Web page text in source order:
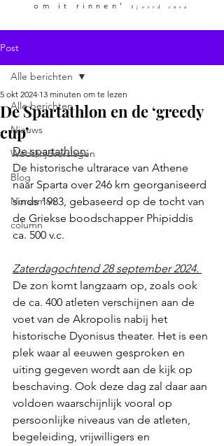
om it rinnen'
Sjoerd ensa
Post
Alle berichten
Nieuws
Wedstrijdverslagen
Blog
Norseman
column
Alle berichten
De Spartathlon en de ‘greedy
cup’
5 okt 2024 13 minuten om te lezen
De spartathlon:
De historische ultrarace van Athene
naar Sparta over 246 km georganiseerd
sinds 1983, gebaseerd op de tocht van
de Griekse boodschapper Phipiddis
ca. 500 v.c.
Zaterdagochtend 28 september 2024.
De zon komt langzaam op, zoals ook
de ca. 400 atleten verschijnen aan de
voet van de Akropolis nabij het
historische Dyonisus theater. Het is een
plek waar al eeuwen gesproken en
uiting gegeven wordt aan de kijk op
beschaving. Ook deze dag zal daar aan
voldoen waarschijnlijk vooral op
persoonlijke niveaus van de atleten,
begeleiding, vrijwilligers en